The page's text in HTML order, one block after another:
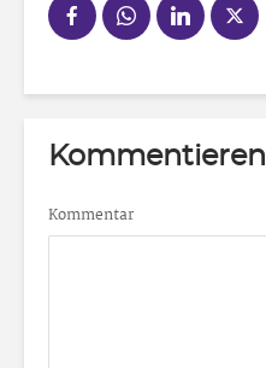
Kommentieren
Kommentar